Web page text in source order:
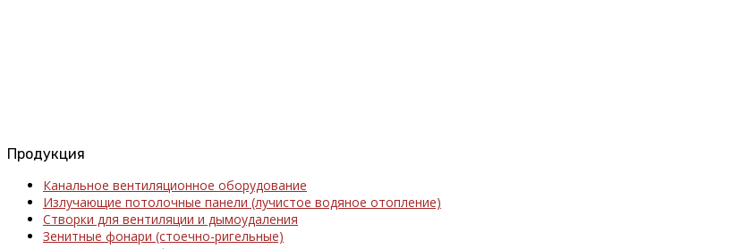
Продукция
Канальное вентиляционное оборудование
Излучающие потолочные панели (лучистое водяное отопление)
Створки для вентиляции и дымоудаления
Зенитные фонари (стоечно-ригельные)